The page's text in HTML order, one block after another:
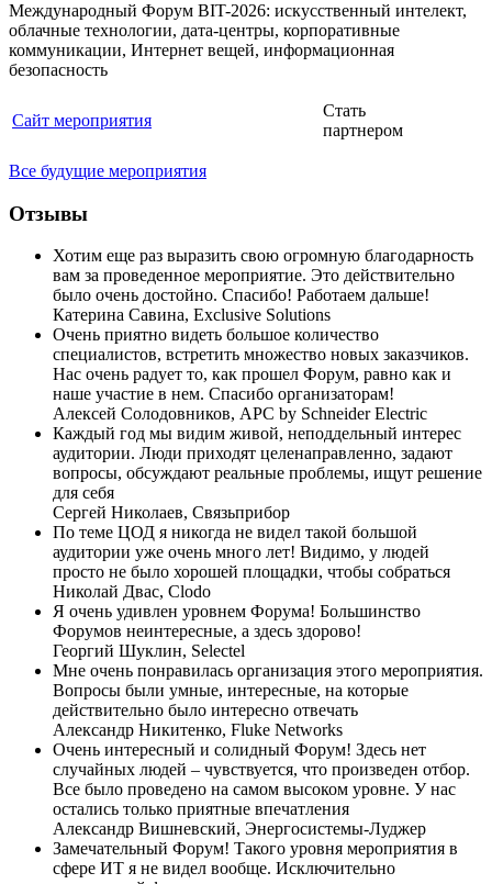
Международный Форум BIT-2026: искусственный интелект,
облачные технологии, дата-центры, корпоративные
коммуникации, Интернет вещей, информационная
безопасность
Сайт мероприятия
Стать
партнером
Все будущие мероприятия
Отзывы
Хотим еще раз выразить свою огромную благодарность
вам за проведенное мероприятие. Это действительно
было очень достойно. Спасибо! Работаем дальше!
Катерина Савина, Exclusive Solutions
Очень приятно видеть большое количество
специалистов, встретить множество новых заказчиков.
Нас очень радует то, как прошел Форум, равно как и
наше участие в нем. Спасибо организаторам!
Алексей Солодовников, APC by Schneider Electric
Каждый год мы видим живой, неподдельный интерес
аудитории. Люди приходят целенаправленно, задают
вопросы, обсуждают реальные проблемы, ищут решение
для себя
Сергей Николаев, Связьприбор
По теме ЦОД я никогда не видел такой большой
аудитории уже очень много лет! Видимо, у людей
просто не было хорошей площадки, чтобы собраться
Николай Двас, Clodo
Я очень удивлен уровнем Форума! Большинство
Форумов неинтересные, а здесь здорово!
Георгий Шуклин, Selectel
Мне очень понравилась организация этого мероприятия.
Вопросы были умные, интересные, на которые
действительно было интересно отвечать
Александр Никитенко, Fluke Networks
Очень интересный и солидный Форум! Здесь нет
случайных людей – чувствуется, что произведен отбор.
Все было проведено на самом высоком уровне. У нас
остались только приятные впечатления
Александр Вишневский, Энергосистемы-Луджер
Замечательный Форум! Такого уровня мероприятия в
сфере ИТ я не видел вообще. Исключительно